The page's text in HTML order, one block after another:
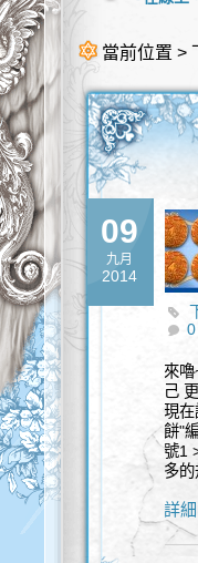
當前位置 >
09
九月
2014
來
己
現
餅"
號1
多
詳